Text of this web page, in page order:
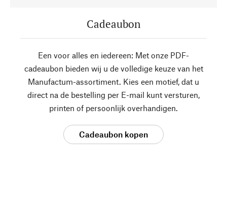
Cadeaubon
Een voor alles en iedereen: Met onze PDF-
cadeaubon bieden wij u de volledige keuze van het
Manufactum-assortiment. Kies een motief, dat u
direct na de bestelling per E-mail kunt versturen,
printen of persoonlijk overhandigen.
Cadeaubon kopen